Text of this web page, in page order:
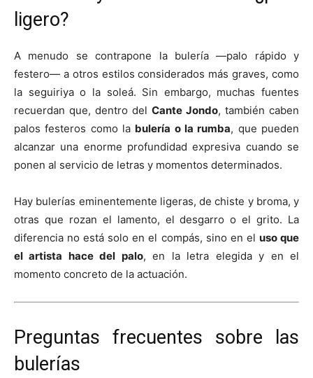
ligero?
A menudo se contrapone la bulería —palo rápido y
festero— a otros estilos considerados más graves, como
la seguiriya o la soleá. Sin embargo, muchas fuentes
recuerdan que, dentro del Cante Jondo, también caben
palos festeros como la bulería o la rumba, que pueden
alcanzar una enorme profundidad expresiva cuando se
ponen al servicio de letras y momentos determinados.
Hay bulerías eminentemente ligeras, de chiste y broma, y
otras que rozan el lamento, el desgarro o el grito. La
diferencia no está solo en el compás, sino en el uso que
el artista hace del palo, en la letra elegida y en el
momento concreto de la actuación.
Preguntas frecuentes sobre las
bulerías